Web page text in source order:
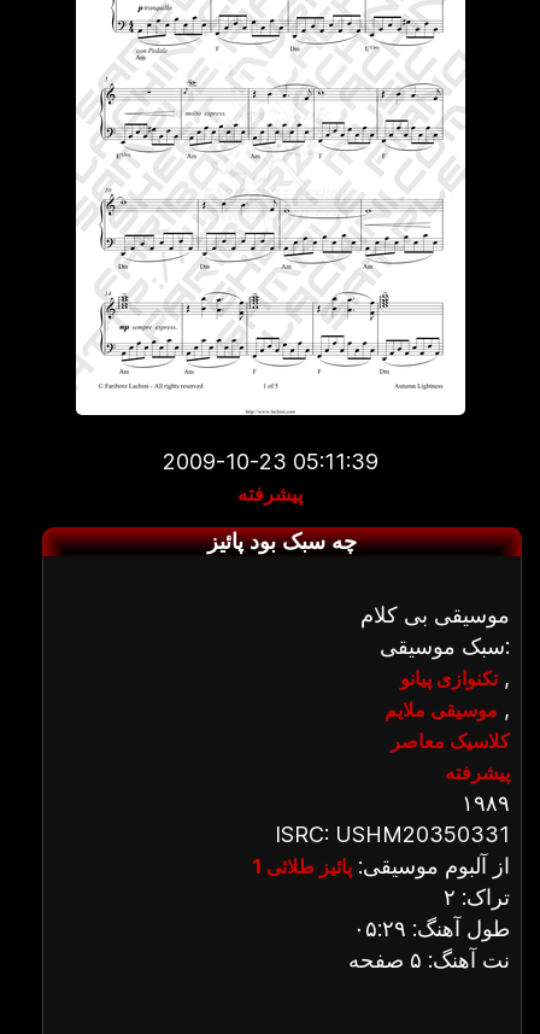
2009-10-23 05:11:39
پیشرفته
چه سبک بود پائیز
موسیقی بی کلام
سبک موسیقی:
تکنوازی پیانو,
موسیقی ملایم ,
کلاسیک معاصر
پیشرفته
۱۹۸۹
ISRC: USHM20350331
از آلبوم موسیقی: پائیز طلائی 1
تراک: ۲
طول آهنگ: ۰۵:۲۹
نت آهنگ: ۵ صفحه